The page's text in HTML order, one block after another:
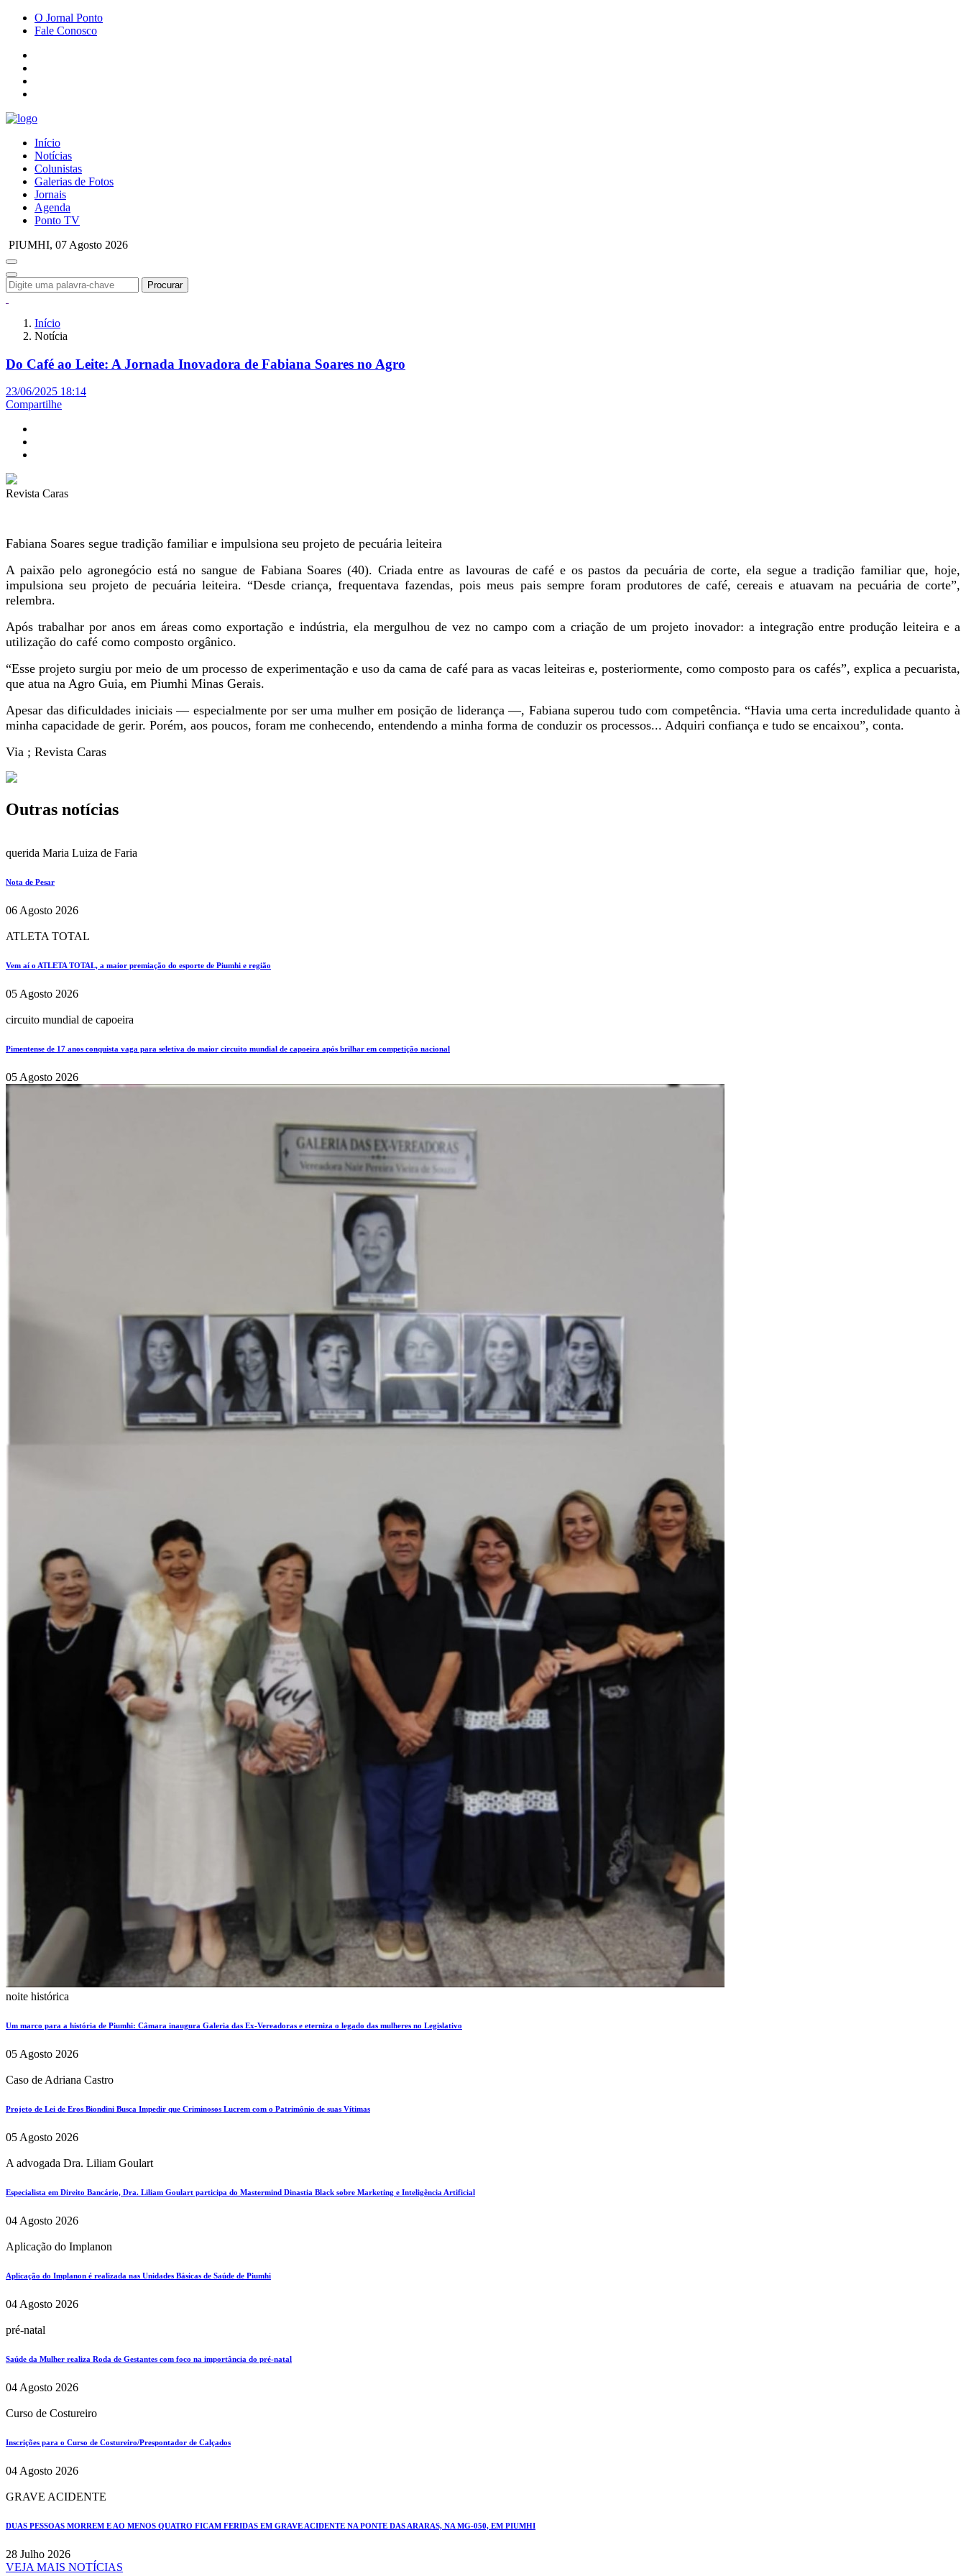
O Jornal Ponto
Fale Conosco
Início
Notícias
Colunistas
Galerias de Fotos
Jornais
Agenda
Ponto TV
PIUMHI, 07 Agosto 2026
Procurar
Início
Notícia
Do Café ao Leite: A Jornada Inovadora de Fabiana Soares no Agro
23/06/2025 18:14
Compartilhe
Revista Caras
Fabiana Soares segue tradição familiar e impulsiona seu projeto de pecuária leiteira
A paixão pelo agronegócio está no sangue de Fabiana Soares (40). Criada entre as lavouras de café e os pastos da pecuária de corte, ela segue a tradição familiar que, hoje,
impulsiona seu projeto de pecuária leiteira. “Desde criança, frequentava fazendas, pois meus pais sempre foram produtores de café, cereais e atuavam na pecuária de corte”,
relembra.
Após trabalhar por anos em áreas como exportação e indústria, ela mergulhou de vez no campo com a criação de um projeto inovador: a integração entre produção leiteira e a
utilização do café como composto orgânico.
“Esse projeto surgiu por meio de um processo de experimentação e uso da cama de café para as vacas leiteiras e, posteriormente, como composto para os cafés”, explica a pecuarista,
que atua na Agro Guia, em Piumhi Minas Gerais.
Apesar das dificuldades iniciais — especialmente por ser uma mulher em posição de liderança —, Fabiana superou tudo com competência. “Havia uma certa incredulidade quanto à
minha capacidade de gerir. Porém, aos poucos, foram me conhecendo, entendendo a minha forma de conduzir os processos... Adquiri confiança e tudo se encaixou”, conta.
Via ; Revista Caras
Outras notícias
querida Maria Luiza de Faria
Nota de Pesar
06 Agosto 2026
ATLETA TOTAL
Vem aí o ATLETA TOTAL, a maior premiação do esporte de Piumhi e região
05 Agosto 2026
circuito mundial de capoeira
Pimentense de 17 anos conquista vaga para seletiva do maior circuito mundial de capoeira após brilhar em competição nacional
05 Agosto 2026
noite histórica
Um marco para a história de Piumhi: Câmara inaugura Galeria das Ex-Vereadoras e eterniza o legado das mulheres no Legislativo
05 Agosto 2026
Caso de Adriana Castro
Projeto de Lei de Eros Biondini Busca Impedir que Criminosos Lucrem com o Patrimônio de suas Vítimas
05 Agosto 2026
A advogada Dra. Liliam Goulart
Especialista em Direito Bancário, Dra. Liliam Goulart participa do Mastermind Dinastia Black sobre Marketing e Inteligência Artificial
04 Agosto 2026
Aplicação do Implanon
Aplicação do Implanon é realizada nas Unidades Básicas de Saúde de Piumhi
04 Agosto 2026
pré-natal
Saúde da Mulher realiza Roda de Gestantes com foco na importância do pré-natal
04 Agosto 2026
Curso de Costureiro
Inscrições para o Curso de Costureiro/Prespontador de Calçados
04 Agosto 2026
GRAVE ACIDENTE
DUAS PESSOAS MORREM E AO MENOS QUATRO FICAM FERIDAS EM GRAVE ACIDENTE NA PONTE DAS ARARAS, NA MG-050, EM PIUMHI
28 Julho 2026
VEJA MAIS NOTÍCIAS